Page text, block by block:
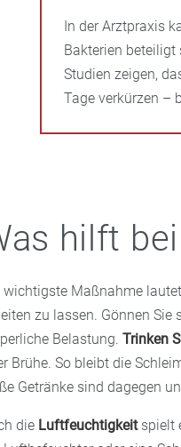
In der Arztpraxis
Bakterien
Studien zeigen,
Tage verkürzen –
hilft
wichtigste Maßnahme
zu lassen. Gönnen Sie
Belastung. Trinken
Brühe. So bleibt die
Getränke sind dagegen
die Luftfeuchtigkeitspielt